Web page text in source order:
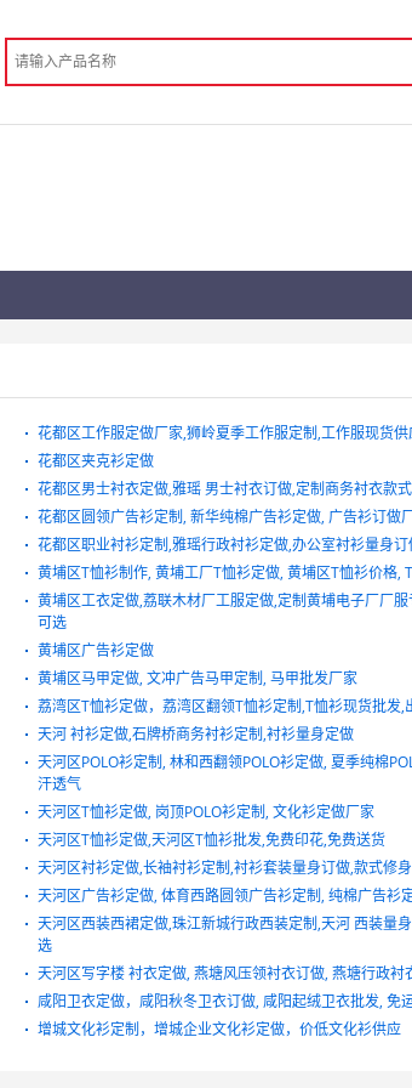
花都区工作服定做厂家,狮岭夏季工作服定制,工作服现货
花都区夹克衫定做
花都区男士衬衣定做,雅瑶 男士衬衣订做,定制商务衬衣款
花都区圆领广告衫定制, 新华纯棉广告衫定做, 广告衫订做
花都区职业衬衫定制,雅瑶行政衬衫定做,办公室衬衫量身订
黄埔区T恤衫制作, 黄埔工厂T恤衫定做, 黄埔区T恤衫价格,
黄埔区工衣定做,荔联木材厂工服定做,定制黄埔电子厂厂
可选
黄埔区广告衫定做
黄埔区马甲定做, 文冲广告马甲定制, 马甲批发厂家
荔湾区T恤衫定做，荔湾区翻领T恤衫定制,T恤衫现货批发,
天河 衬衫定做,石牌桥商务衬衫定制,衬衫量身定做
天河区POLO衫定制, 林和西翻领POLO衫定做, 夏季纯棉
汗透气
天河区T恤衫定做, 岗顶POLO衫定制, 文化衫定做厂家
天河区T恤衫定做,天河区T恤衫批发,免费印花,免费送货
天河区衬衫定做,长袖衬衫定制,衬衫套装量身订做,款式修身
天河区广告衫定做, 体育西路圆领广告衫定制, 纯棉广告衫
天河区西装西裙定做,珠江新城行政西装定制,天河 西装量
选
天河区写字楼 衬衣定做, 燕塘风压领衬衣订做, 燕塘行政衬
咸阳卫衣定做，咸阳秋冬卫衣订做, 咸阳起绒卫衣批发, 免
增城文化衫定制，增城企业文化衫定做，价低文化衫供应